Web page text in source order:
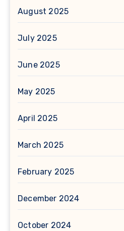
August 2025
July 2025
June 2025
May 2025
April 2025
March 2025
February 2025
December 2024
October 2024